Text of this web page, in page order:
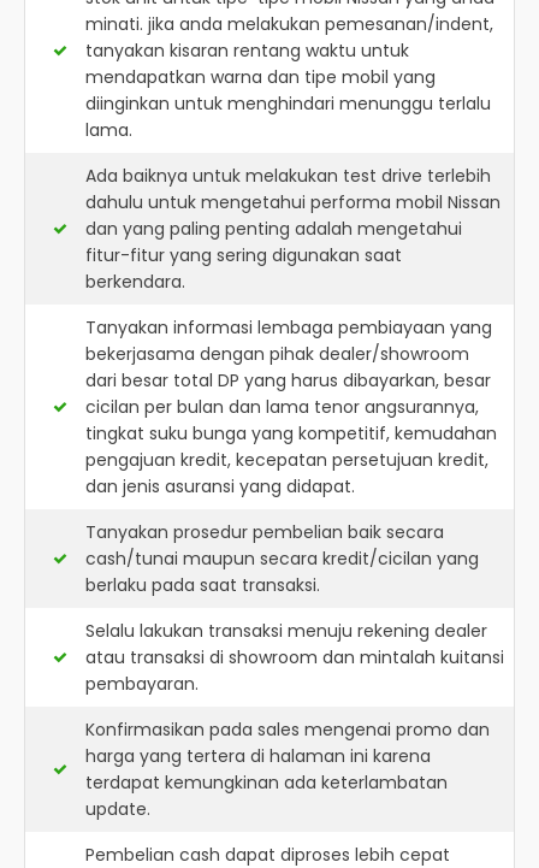
minati. jika anda melakukan pemesanan/indent,
tanyakan kisaran rentang waktu untuk
mendapatkan warna dan tipe mobil yang
diinginkan untuk menghindari menunggu terlalu
lama.
Ada baiknya untuk melakukan test drive terlebih
dahulu untuk mengetahui performa mobil Nissan
dan yang paling penting adalah mengetahui
fitur-fitur yang sering digunakan saat
berkendara.
Tanyakan informasi lembaga pembiayaan yang
bekerjasama dengan pihak dealer/showroom
dari besar total DP yang harus dibayarkan, besar
cicilan per bulan dan lama tenor angsurannya,
tingkat suku bunga yang kompetitif, kemudahan
pengajuan kredit, kecepatan persetujuan kredit,
dan jenis asuransi yang didapat.
Tanyakan prosedur pembelian baik secara
cash/tunai maupun secara kredit/cicilan yang
berlaku pada saat transaksi.
Selalu lakukan transaksi menuju rekening dealer
atau transaksi di showroom dan mintalah kuitansi
pembayaran.
Konfirmasikan pada sales mengenai promo dan
harga yang tertera di halaman ini karena
terdapat kemungkinan ada keterlambatan
update.
Pembelian cash dapat diproses lebih cepat